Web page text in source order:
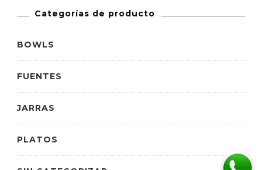
Categorías de producto
BOWLS
FUENTES
JARRAS
PLATOS